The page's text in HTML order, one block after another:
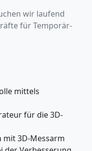
wir laufend
für Temporär-
mittels
für die 3D-
3D-Messarm